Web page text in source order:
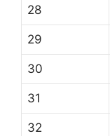
28
29
30
31
32